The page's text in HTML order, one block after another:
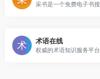
术语在线
权威的术语知识服务平台